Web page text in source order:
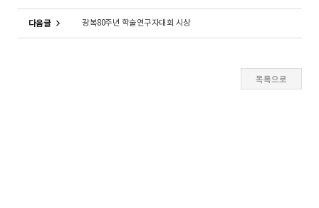
다음글 광복80주년 학술연구자대회 시상